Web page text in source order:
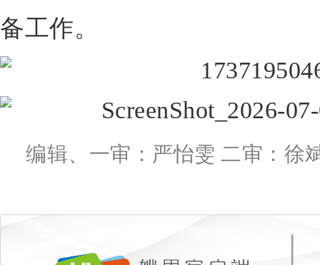
备工作。
编辑、一审：严怡雯 二审：徐